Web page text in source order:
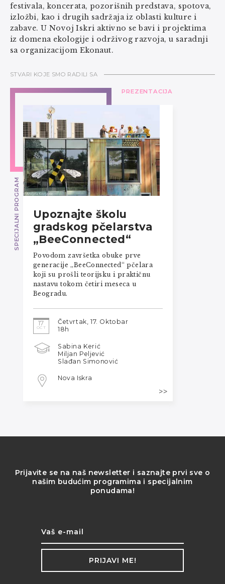
festivala, koncerata, pozorišnih predstava, spotova,
izložbi, kao i drugih sadržaja iz oblasti kulture i
zabave. U Novoj Iskri aktivno se bavi i projektima
iz domena ekologije i održivog razvoja, u saradnji
sa organizacijom Ekonaut.
STVARI KOJE SMO RADILI SA
PREZENTACIJA
SPECIJALNI PROGRAM
Upoznajte školu
gradskog pčelarstva
„BeeConnected“
Povodom završetka obuke prve
generacije „BeeConnected“ pčelara
koji su prošli teorijsku i praktičnu
nastavu tokom četiri meseca u
Beogradu.
17
OCT
Četvrtak, 17. Oktobar
18h
Sabina Kerić
Miljan Peljević
Slađan Simonović
Nova Iskra
Prijavite se na naš newsletter i saznajte prvi sve o
našim budućim programima i specijalnim
ponudama!
PRIJAVI ME!